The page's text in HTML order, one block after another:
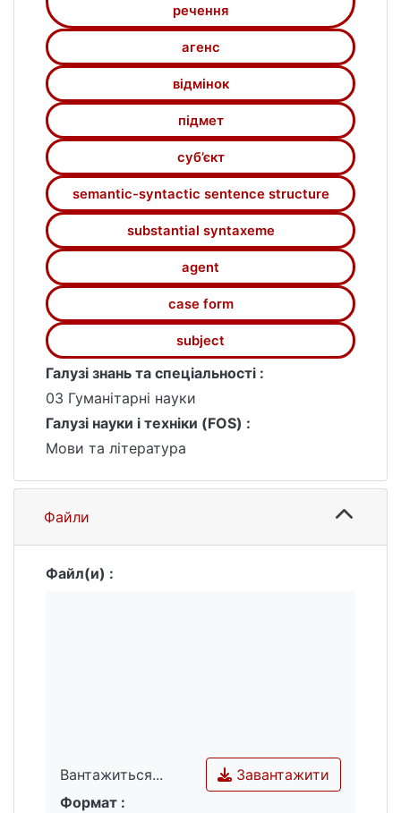
знахідному та орудному відмінках.
речення
агенс
відмінок
підмет
суб’єкт
semantic-syntactic sentence structure
substantial syntaxeme
agent
case form
subject
Галузі знань та спеціальності :
03 Гуманітарні науки
Галузі науки і техніки (FOS) :
Мови та література
Файли
Файл(и) :
Вантажиться...
Вантажиться...
Завантажити
Формат :